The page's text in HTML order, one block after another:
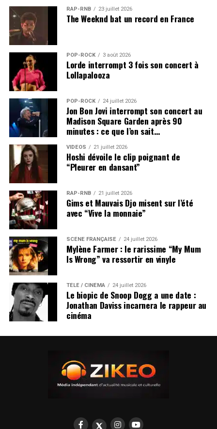
RAP-RNB 23 juillet 2026
The Weeknd bat un record en France
POP-ROCK 3 août 2026
Lorde interrompt 3 fois son concert à
Lollapalooza
POP-ROCK 24 juillet 2026
Jon Bon Jovi interrompt son concert au
Madison Square Garden après 90
minutes : ce que l’on sait…
VIDEOS 21 juillet 2026
Hoshi dévoile le clip poignant de
“Pleurer en dansant”
RAP-RNB 21 juillet 2026
Gims et Mauvais Djo misent sur l’été
avec “Vive la monnaie”
SCÈNE FRANÇAISE 24 juillet 2026
Mylène Farmer : le rarissime “My Mum
Is Wrong” va ressortir en vinyle
TÉLÉ / CINÉMA 24 juillet 2026
Le biopic de Snoop Dogg a une date :
Jonathan Daviss incarnera le rappeur au
cinéma